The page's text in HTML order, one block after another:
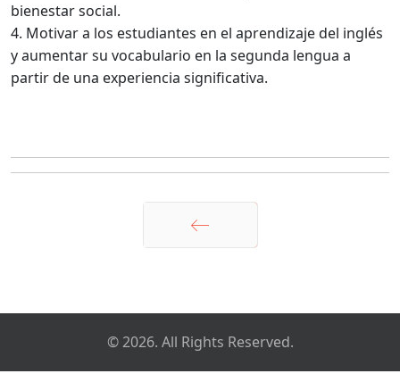
bienestar social.
4. Motivar a los estudiantes en el aprendizaje del inglés
y aumentar su vocabulario en la segunda lengua a
partir de una experiencia significativa.
© 2026. All Rights Reserved.